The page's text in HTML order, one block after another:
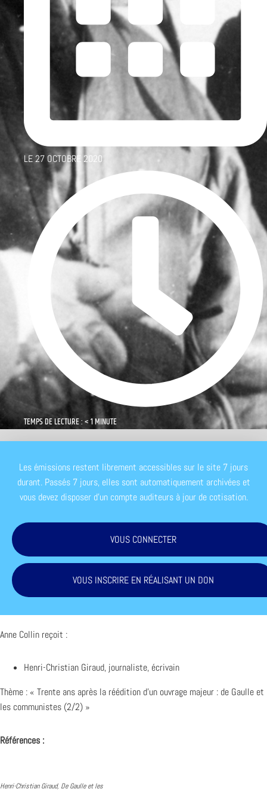
LE27 OCTOBRE 2020
TEMPS DE LECTURE : < 1 MINUTE
Les émissions restent librement accessibles sur le site 7 jours
durant. Passés 7 jours, elles sont automatiquement archivées et
vous devez disposer d'un compte auditeurs à jour de cotisation.
VOUS CONNECTER
VOUS INSCRIRE EN RÉALISANT UN DON
Anne Collin reçoit :
Henri-Christian Giraud, journaliste, écrivain
Thème : « Trente ans après la réédition d’un ouvrage majeur : de Gaulle et
les communistes (2/2) »
Références :
Henri-Christian Giraud, De Gaulle et les